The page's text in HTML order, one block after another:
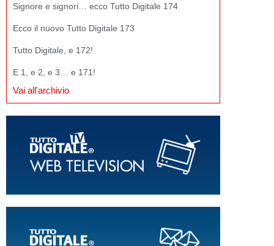
Signore e signori… ecco Tutto Digitale 174
Ecco il nuovo Tutto Digitale 173
Tutto Digitale, e 172!
E 1, e 2, e 3… e 171!
Vai all'archivio